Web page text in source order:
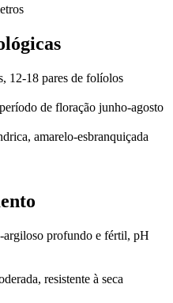
12-18 pares de folíolos
de floração junho-agosto
amarelo-esbranquiçada
argiloso profundo e fértil, pH
resistente à seca